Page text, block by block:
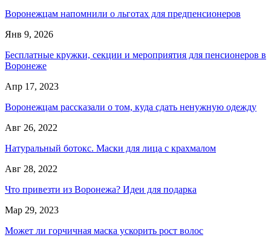
Воронежцам напомнили о льготах для предпенсионеров
Янв 9, 2026
Бесплатные кружки, секции и мероприятия для пенсионеров в
Воронеже
Апр 17, 2023
Воронежцам рассказали о том, куда сдать ненужную одежду
Авг 26, 2022
Натуральный ботокс. Маски для лица с крахмалом
Авг 28, 2022
Что привезти из Воронежа? Идеи для подарка
Мар 29, 2023
Может ли горчичная маска ускорить рост волос